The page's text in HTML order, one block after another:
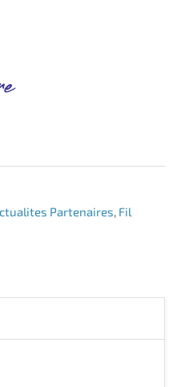
Partenaires Fil